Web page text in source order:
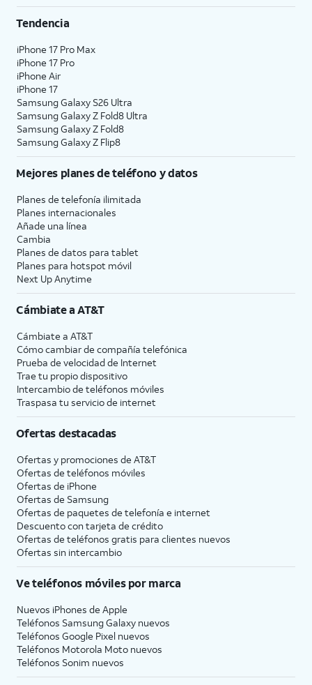
Tendencia
iPhone 17 Pro Max
iPhone 17 Pro
iPhone Air
iPhone 17
Samsung Galaxy S26 Ultra
Samsung Galaxy Z Fold8 Ultra
Samsung Galaxy Z Fold8
Samsung Galaxy Z Flip8
Mejores planes de teléfono y datos
Planes de telefonía ilimitada
Planes internacionales
Añade una línea
Cambia
Planes de datos para tablet
Planes para hotspot móvil
Next Up Anytime
Cámbiate aAT&T
Cámbiate a AT&T
Cómo cambiar de compañía telefónica
Prueba de velocidad de Internet
Trae tu propio dispositivo
Intercambio de teléfonos móviles
Traspasa tu servicio de internet
Ofertas destacadas
Ofertas y promociones de AT&T
Ofertas de teléfonos móviles
Ofertas de iPhone
Ofertas de Samsung
Ofertas de paquetes de telefonía e internet
Descuento con tarjeta de crédito
Ofertas de teléfonos gratis para clientes nuevos
Ofertas sin intercambio
Ve teléfonos móviles por marca
Nuevos iPhones de Apple
Teléfonos Samsung Galaxy nuevos
Teléfonos Google Pixel nuevos
Teléfonos Motorola Moto nuevos
Teléfonos Sonim nuevos